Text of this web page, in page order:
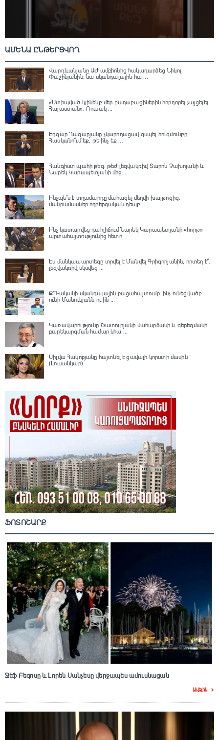
ԱՄԵՆԱ ԸՆԹԵՐՑՎՈՂ
Վարդևանյանը ԱԺ ամբիոնից հակադարձեց Նիկոլ
Փաշինյանին․ նա սկանդալային հա ...
«Ստիպված կլինենք մեր քաղաքացիներին հորդորել չայցելել
Հայաստան»․ Ռուսակ ...
Էդգար Ղազարյանը չկարողացավ զսպել հուզմունքը.
Հասկանո՞ւմ եք, թե ինչ եք ...
Հանգիստ պահի քեզ. թեժ լեզվակռիվ Տարոն Չախոյանի և
Նարեկ Կարապետյանի միջ ...
Ինչպե՞ս է տղամարդը մահացել մեղվի խայթոցից.
մանրամասներ ողբերգական դեպք ...
Ինչ կատարվեց դահլիճում Նարեկ Կարապետյանի «հորթ»
արտահայտությունից հետո
Էս մանկապարտեզը տրվել է Մանվել Գրիգորյանին, որտեղ է՞․
լեզվակռիվ սկսվեց ...
ՔՊ-ականի սկանդալային բացահայտումը․ ինչ ունեցվածք
ունի Մանուկյանն ու ին ...
Կառավարությունը Ծատուրյանի մահարձանի և գերեզմանի
բարեկարգման համար կհա ...
Սիլվա Հակոբյանը հայտնել է ցավալի կորստի մասին
(Լուսանկար)
ՖՈՏՈՇԱՐՔ
Ջեֆ Բեզոսը և Լորեն Սանչեսը վերջապես ամուսնացան
Ավելին